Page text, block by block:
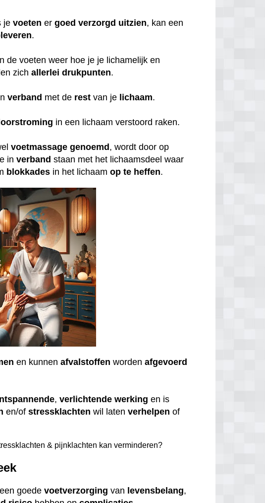
jevoeten ergoed verzorgd uitzien, kan een
.
de voeten weer hoe je je lichamelijk en
zichallerlei drukpunten.
verband met de rest van je lichaam.
in een lichaam verstoord raken.
voetmassage genoemd , wordt door op
inverband staan met het lichaamsdeel waar
blokkades in het lichaamop te heffen.
en kunnenafvalstoffen wordenafgevoerd
,verlichtende werking en is
en/ofstressklachten wil latenverhelpen of
& pijnklachten kan verminderen?
goedevoetverzorging van levensbelang,